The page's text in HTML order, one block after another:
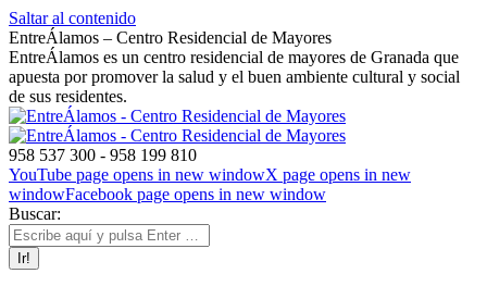
Saltar al contenido
EntreÁlamos – Centro Residencial de Mayores
EntreÁlamos es un centro residencial de mayores de Granada que
apuesta por promover la salud y el buen ambiente cultural y social
de sus residentes.
958 537 300 - 958 199 810
YouTube page opens in new windowX page opens in new
windowFacebook page opens in new window
Buscar: